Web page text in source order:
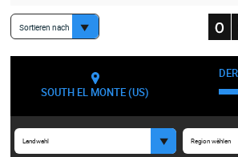
Sortieren nach
SOUTH EL MONTE (US)
Landwahl Region wählen